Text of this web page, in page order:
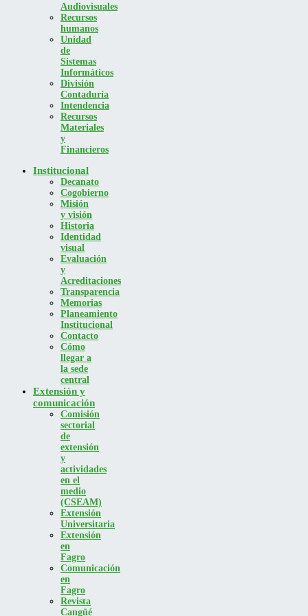
Audiovisuales
Recursos
humanos
Unidad
de
Sistemas
Informáticos
División
Contaduría
Intendencia
Recursos
Materiales
y
Financieros
Institucional
Decanato
Cogobierno
Misión
y visión
Historia
Identidad
visual
Evaluación
y
Acreditaciones
Transparencia
Memorias
Planeamiento
Institucional
Contacto
Cómo
llegar a
la sede
central
Extensión y
comunicación
Comisión
sectorial
de
extensión
y
actividades
en el
medio
(CSEAM)
Extensión
Universitaria
Extensión
en
Fagro
Comunicación
en
Fagro
Revista
Cangüé